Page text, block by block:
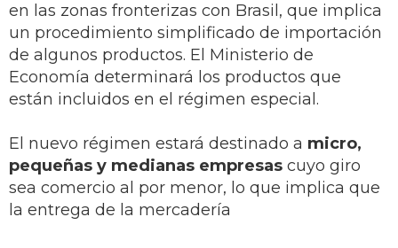
en las zonas fronterizas con Brasil, que implica
un procedimiento simplificado de importación
de algunos productos. El Ministerio de
Economía determinará los productos que
están incluidos en el régimen especial.
El nuevo régimen estará destinado a micro,
pequeñas y medianas empresas cuyo giro
sea comercio al por menor, lo que implica que
la entrega de la mercadería